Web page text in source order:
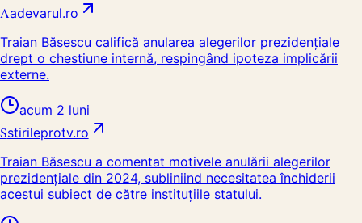
Aadevarul.ro
Traian Băsescu califică anularea alegerilor prezidențiale
drept o chestiune internă, respingând ipoteza implicării
externe.
acum 2 luni
Sstirileprotv.ro
Traian Băsescu a comentat motivele anulării alegerilor
prezidențiale din 2024, subliniind necesitatea închiderii
acestui subiect de către instituțiile statului.